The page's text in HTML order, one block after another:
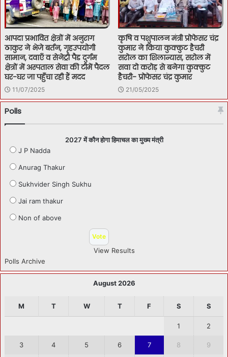
आपदा प्रभावित क्षेत्रों में अनुराग
ठाकुर ने भेजे बर्तन, गृहउपयोगी
सामान, दवाएँ व सेनेट्री पैड दुर्गम
क्षेत्रों में अस्पताल सेवा की टीमें पैदल
घर-घर जा पहुँचा रही हैं मदद
11/07/2025
कृषि व पशुपालन मंत्री प्रोफेसर चंद्र
कुमार ने किया कुक्कुट हैचरी
सरोल का शिलान्यास, सरोल में
सवा दो करोड़ से बनेगा कुक्कुट
हैचरी- प्रोफेसर चंद्र कुमार
21/05/2025
Polls
2027 में कौन होगा हिमाचल का मुख्य मंत्री
J P Nadda
Anurag Thakur
Sukhvider Singh Sukhu
Jai ram thakur
Non of above
View Results
Polls Archive
August 2026
M T W T F S S
1 2
3 4 5 6 7 8 9